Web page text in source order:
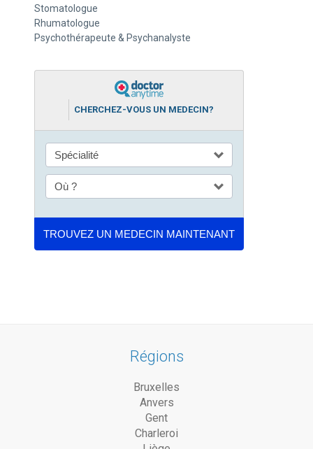
Stomatologue
Rhumatologue
Psychothérapeute & Psychanalyste
CHERCHEZ-VOUS UN MEDECIN?
Régions
Bruxelles
Anvers
Gent
Charleroi